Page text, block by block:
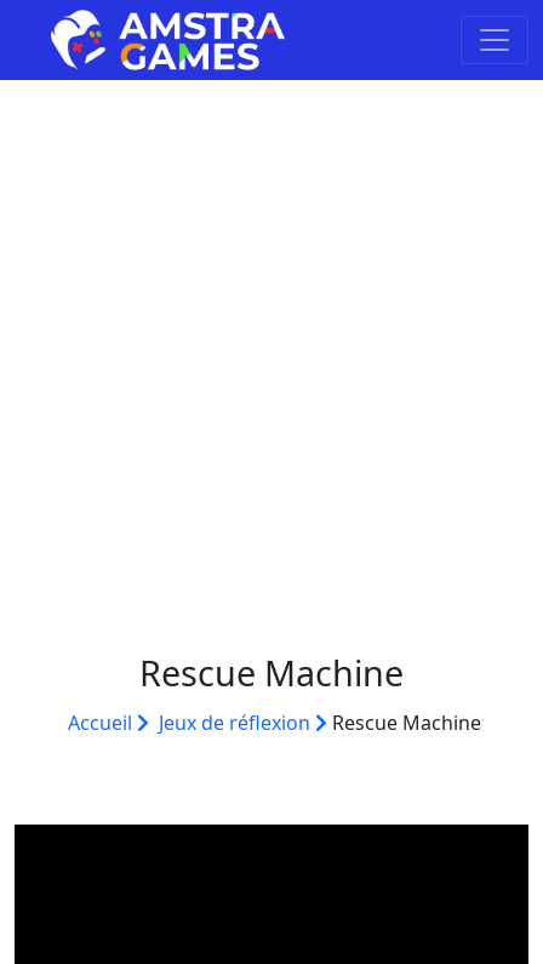
Rescue Machine
Accueil Jeux de réflexion Rescue Machine